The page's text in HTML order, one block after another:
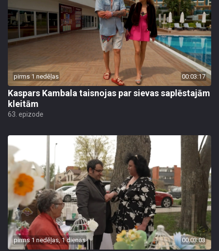
pirms 1 nedēļas 00:03:17
Kaspars Kambala taisnojas par sievas saplēstajām
kleitām
63. epizode
pirms 1 nedēļas, 1 dienas 00:03:03